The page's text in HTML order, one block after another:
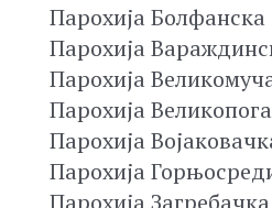
Парохија Болфанска
Парохија
Парохија
Парохија
Парохија
Парохија
Парохија Загребачка